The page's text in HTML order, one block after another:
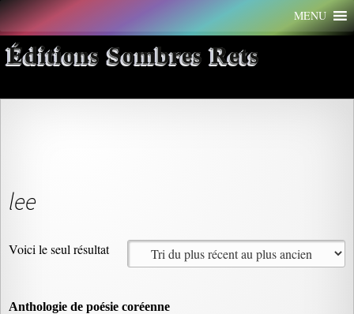
Aller
au
contenu
MENU
Éditions Sombres Rets
lee
Voici le seul résultat
Anthologie de poésie coréenne